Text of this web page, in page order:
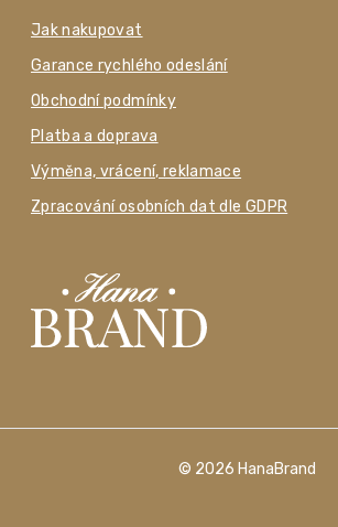
Jak nakupovat
Garance rychlého odeslání
Obchodní podmínky
Platba a doprava
Výměna, vrácení, reklamace
Zpracování osobních dat dle GDPR
© 2026 HanaBrand